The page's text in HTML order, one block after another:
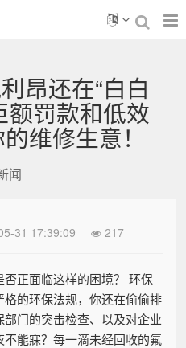
昂还在“白白
额罚款和低效
维修生意！
闻
31 17:39:09 217
正面临这样的困境？ 环保
的环保法规，你还在偷偷排
门的突击检查、以及对企业
能寐？每一滴未经回收的氟